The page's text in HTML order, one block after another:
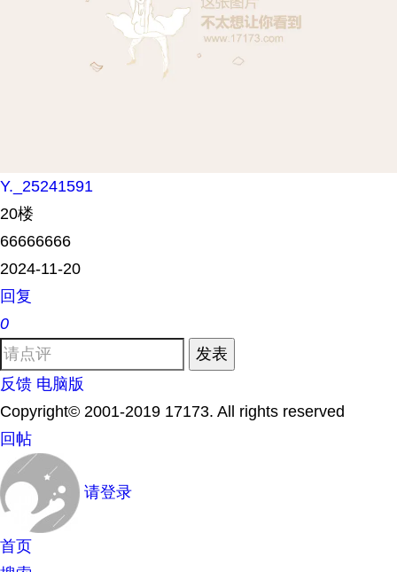
Y._25241591
20楼
66666666
2024-11-20
回复
0
发表
反馈 电脑版
Copyright© 2001-2019 17173. All rights reserved
回帖
请登录
首页